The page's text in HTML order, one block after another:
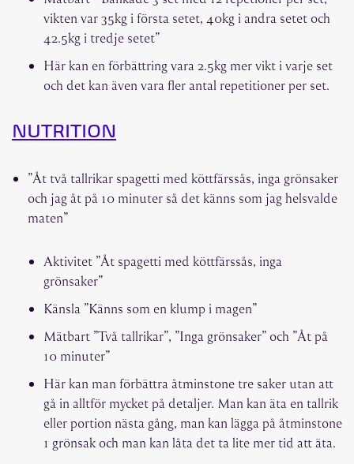
vikten var 35kg i första setet, 40kg i andra setet och
42.5kg i tredje setet”
Här kan en förbättring vara 2.5kg mer vikt i varje set
och det kan även vara fler antal repetitioner per set.
NUTRITION
”Åt två tallrikar spagetti med köttfärssås, inga grönsaker
och jag åt på 10 minuter så det känns som jag helsvalde
maten”
Aktivitet ”Åt spagetti med köttfärssås, inga
grönsaker”
Känsla ”Känns som en klump i magen”
Mätbart ”Två tallrikar”, ”Inga grönsaker” och ”Åt på
10 minuter”
Här kan man förbättra åtminstone tre saker utan att
gå in alltför mycket på detaljer. Man kan äta en tallrik
eller portion nästa gång, man kan lägga på åtminstone
1 grönsak och man kan låta det ta lite mer tid att äta.